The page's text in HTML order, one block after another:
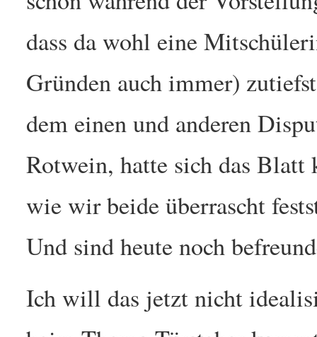
dass da wohl eine
Gründen auch immer)
dem einen und anderen
Rotwein, hatte sich das
wie wir beide überrascht
Und sind heute noch
Ich will das jetzt nicht